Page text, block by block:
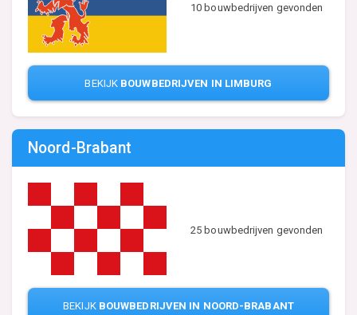
10 bouwbedrijven gevonden
BEKIJK BOUWBEDRIJVEN IN LIMBURG
Noord-Brabant
25 bouwbedrijven gevonden
BEKIJK BOUWBEDRIJVEN IN NOORD-BRABANT